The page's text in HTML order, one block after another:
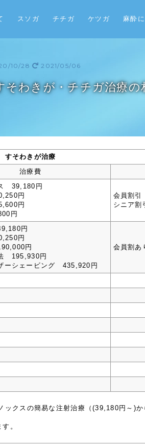
スソガ チチガ ケツガ 麻酔
10/28
2021/05/06
そわきが・チチガ治療の
すそわきが治療
治療費
39,180円
円
円
円
会員割引
シニア割
円
円
円
195,930円
ーシェービング 435,920円
会員割あ
クスの簡易な注射治療（(39,180円～)
。